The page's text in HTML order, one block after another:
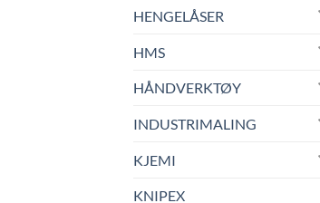
HENGELÅSER
HMS
HÅNDVERKTØY
INDUSTRIMALING
KJEMI
KNIPEX